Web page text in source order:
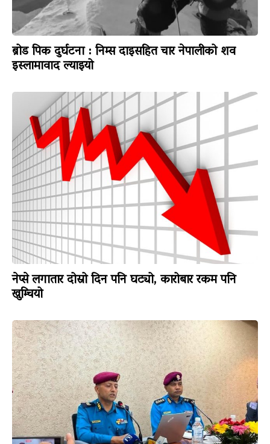
ब्रोड पिक दुर्घटना : निम्स दाइसहित चार नेपालीको शव
इस्लामावाद ल्याइयो
नेप्से लगातार दोस्रो दिन पनि घट्यो, कारोबार रकम पनि
खुम्चियो